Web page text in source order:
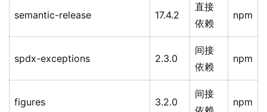
semantic-release 17.4.2
直接
依赖
npm
spdx-exceptions 2.3.0
间接
依赖
npm
figures 3.2.0
间接
npm